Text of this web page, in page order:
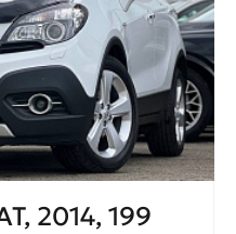
2014, 199